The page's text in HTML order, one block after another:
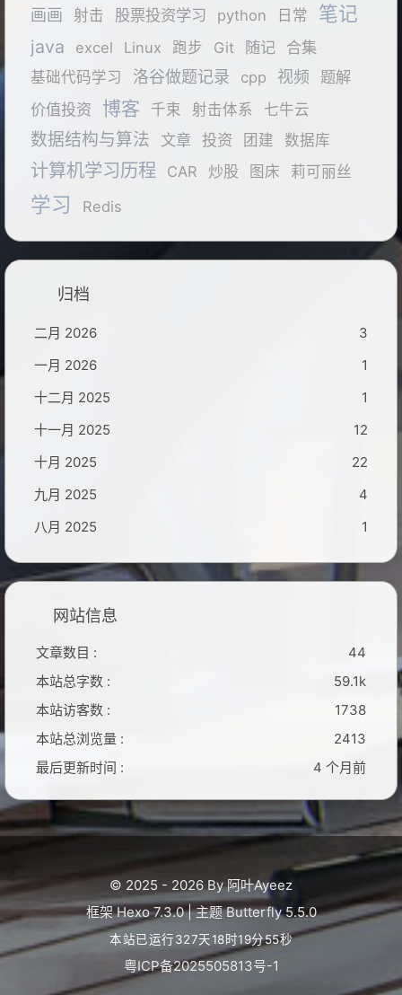
画画 射击 股票投资学习 python 日常 笔记
java excel Linux 跑步 Git 随记 合集
基础代码学习 洛谷做题记录 cpp 视频
题解
价值投资
博客 千束 射击体系 七牛云
数据结构与算法 文章 投资 团建 数据库
计算机学习历程 CAR 炒股 图床 莉可丽丝
学习 Redis
归档
二月 2026
3
一月 2026
1
十二月 2025
1
十一月 2025
12
十月 2025
22
九月 2025
4
八月 2025
1
网站信息
文章数目 :
44
本站总字数 :
59.1k
本站访客数 :
1738
本站总浏览量 :
2413
最后更新时间 :
4 个月前
© 2025 - 2026 By 阿叶Ayeez
框架Hexo 7.3.0 | 主题Butterfly 5.5.0
本站已运行327天18时19分56秒
粤ICP备2025505813号-1